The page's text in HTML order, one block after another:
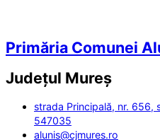
Primăria Comunei
Județul Mureș
strada Principală, nr. 656,
547035
alunis@cjmures.ro